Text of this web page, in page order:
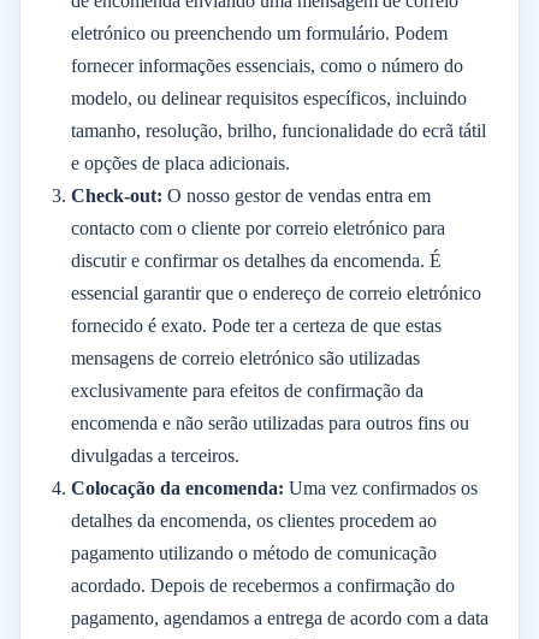
eletrónico ou preenchendo um formulário. Podem
fornecer informações essenciais, como o número do
modelo, ou delinear requisitos específicos, incluindo
tamanho, resolução, brilho, funcionalidade do ecrã tátil
e opções de placa adicionais.
Check-out: O nosso gestor de vendas entra em
contacto com o cliente por correio eletrónico para
discutir e confirmar os detalhes da encomenda. É
essencial garantir que o endereço de correio eletrónico
fornecido é exato. Pode ter a certeza de que estas
mensagens de correio eletrónico são utilizadas
exclusivamente para efeitos de confirmação da
encomenda e não serão utilizadas para outros fins ou
divulgadas a terceiros.
Colocação da encomenda: Uma vez confirmados os
detalhes da encomenda, os clientes procedem ao
pagamento utilizando o método de comunicação
acordado. Depois de recebermos a confirmação do
pagamento, agendamos a entrega de acordo com a data